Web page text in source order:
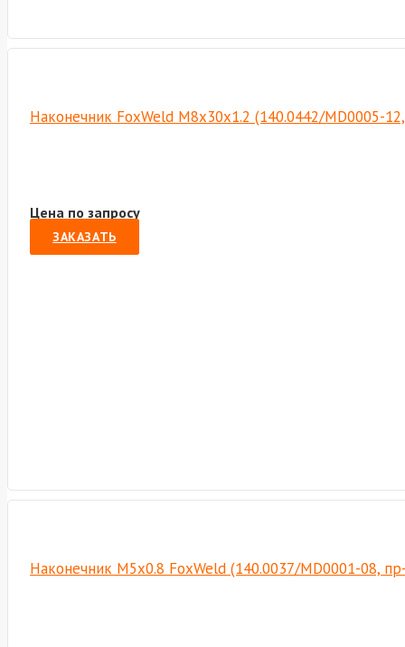
Наконечник FoxWeld M8х30х1.2 (140.0442/MD0005-
Цена по запросу
ЗАКАЗАТЬ
Наконечник M5х0.8 FoxWeld (140.0037/MD0001-08,